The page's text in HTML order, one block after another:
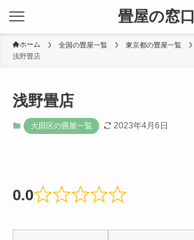
畳屋の窓口
ホーム 全国の畳屋一覧 東京都の畳屋一覧
浅野畳店
浅野畳店
大田区の畳屋一覧 2023年4月6日
0.0
Rated
0